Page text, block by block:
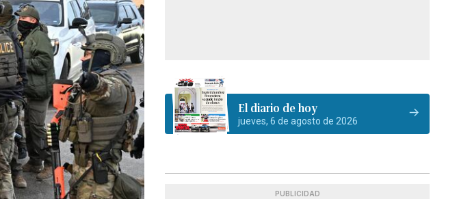
El diario de hoy
jueves, 6 de agosto de 2026
PUBLICIDAD